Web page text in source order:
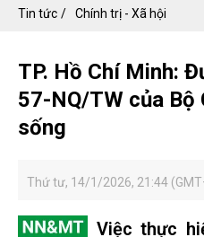
Tin tức Chính trị - Xã hội
TP. Hồ Chí Minh:
57-NQ/TW của
sống
Thứ tư, 14/1/2026, 21:44
Việc thực